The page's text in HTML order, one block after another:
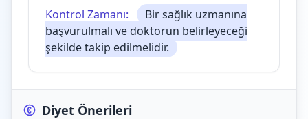
Kontrol Zamanı:
Bir sağlık uzmanına
başvurulmalı ve doktorun belirleyeceği
şekilde takip edilmelidir.
Diyet Önerileri